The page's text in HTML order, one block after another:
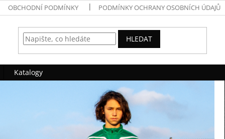
OBCHODNÍ PODMÍNKY PODMÍNKY OCHRANY OSOBNÍCH ÚDAJŮ
HLEDAT
Katalogy